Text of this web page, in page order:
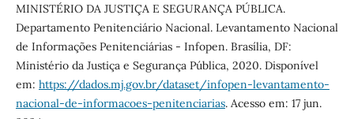
MINISTÉRIO DA JUSTIÇA E SEGURANÇA PÚBLICA.
Departamento Penitenciário Nacional. Levantamento Nacional
de Informações Penitenciárias - Infopen. Brasília, DF:
Ministério da Justiça e Segurança Pública, 2020. Disponível
em: https://dados.mj.gov.br/dataset/infopen-levantamento-
nacional-de-informacoes-penitenciarias. Acesso em: 17 jun.